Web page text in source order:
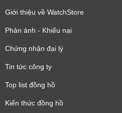
Giới thiệu về WatchStore
Phản ánh - Khiếu nại
Chứng nhận đại lý
Tin tức công ty
Top list đồng hồ
Kiến thức đồng hồ